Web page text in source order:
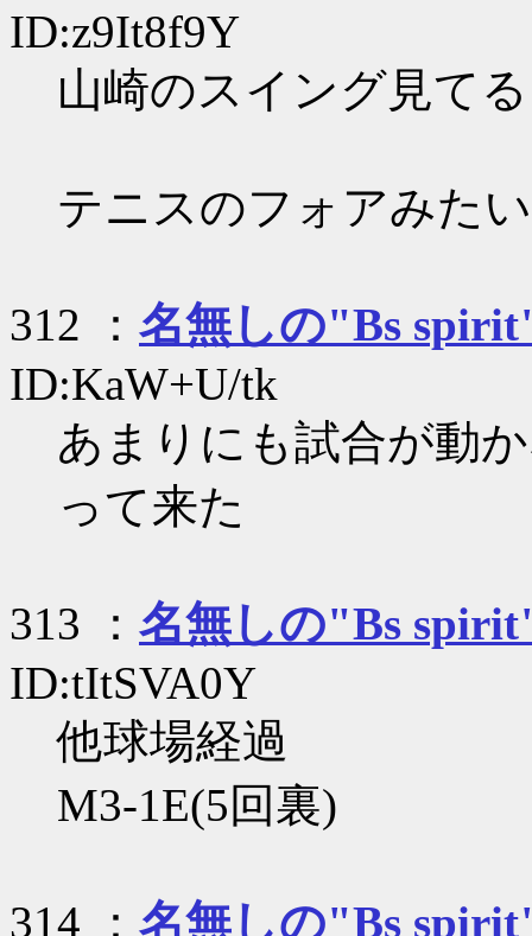
ID:z9It8f9Y
山崎のスイング見て
テニスのフォアみた
312 ： 名無しの"Bs
ID:KaW+U/tk
あまりにも試合が動
って来た
313 ： 名無しの"Bs
ID:tItSVA0Y
他球場経過
M3-1E(5回裏)
314 ： 名無しの"Bs